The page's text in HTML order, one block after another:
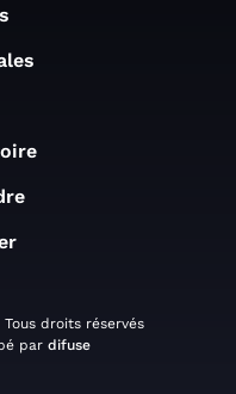
droits réservés
par difuse